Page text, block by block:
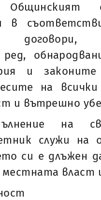
в
ред,
и
на
и вътрешно
на
служи на
си е длъжен
местната власт